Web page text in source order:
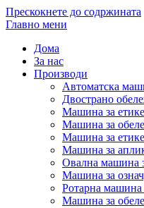
Прескокнете до содржината
Главно мени
Дома
За нас
Производи
Автоматска
Двострано
Машина за
Машина за
Машина за
Машина за
Овална машина
Машина за
Ротарна
Машина за